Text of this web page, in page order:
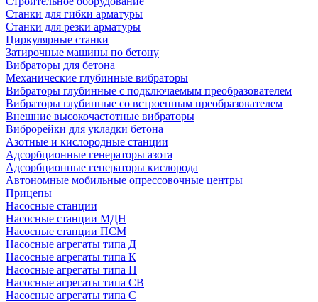
Станки для гибки арматуры
Станки для резки арматуры
Циркулярные станки
Затирочные машины по бетону
Вибраторы для бетона
Механические глубинные вибраторы
Вибраторы глубинные с подключаемым преобразователем
Вибраторы глубинные со встроенным преобразователем
Внешние высокочастотные вибраторы
Виброрейки для укладки бетона
Азотные и кислородные станции
Адсорбционные генераторы азота
Адсорбционные генераторы кислорода
Автономные мобильные опрессовочные центры
Прицепы
Насосные станции
Насосные станции МДН
Насосные станции ПСМ
Насосные агрегаты типа Д
Насосные агрегаты типа К
Насосные агрегаты типа П
Насосные агрегаты типа СВ
Насосные агрегаты типа С